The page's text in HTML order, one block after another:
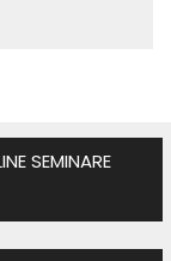
SEMINARE